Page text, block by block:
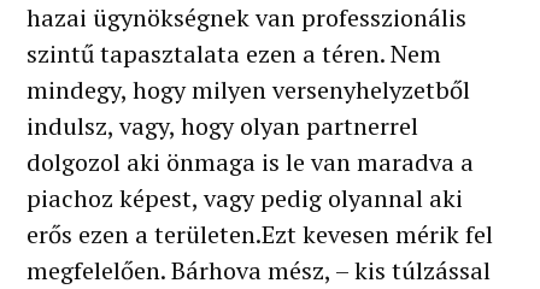
hazai ügynökségnek van professzionális
szintű tapasztalata ezen a téren. Nem
mindegy, hogy milyen versenyhelyzetből
indulsz, vagy, hogy olyan partnerrel
dolgozol aki önmaga is le van maradva a
piachoz képest, vagy pedig olyannal aki
erős ezen a területen.Ezt kevesen mérik fel
megfelelően. Bárhova mész, – kis túlzással